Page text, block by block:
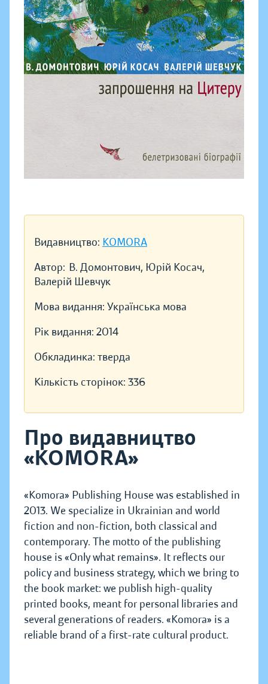
Видавництво: KOMORA
Автор: В. Домонтович, Юрій Косач,
Валерій Шевчук
Мова видання: Українська мова
Рік видання: 2014
Обкладинка: тверда
Кількість сторінок: 336
Про видавництво
«KOMORA»
«Komora» Publishing House was established in
2013. We specialize in Ukrainian and world
fiction and non-fiction, both classical and
contemporary. The motto of the publishing
house is «Only what remains». It reflects our
policy and business strategy, which we bring to
the book market: we publish high-quality
printed books, meant for personal libraries and
several generations of readers. «Komora» is a
reliable brand of a first-rate cultural product.